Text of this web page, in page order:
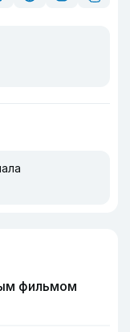
фильмом